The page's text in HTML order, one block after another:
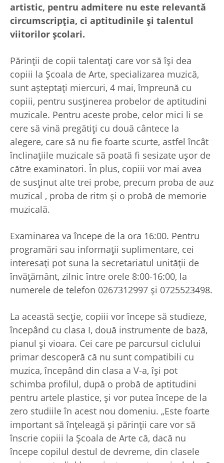
artistic, pentru admitere nu este relevantă
circumscripția, ci aptitudinile și talentul
viitorilor școlari.
Părinții de copii talentați care vor să își dea
copiii la Școala de Arte, specializarea muzică,
sunt așteptați miercuri, 4 mai, împreună cu
copiii, pentru susținerea probelor de aptitudini
muzicale. Pentru aceste probe, celor mici li se
cere să vină pregătiți cu două cântece la
alegere, care să nu fie foarte scurte, astfel încât
înclinațiile muzicale să poată fi sesizate ușor de
către examinatori. În plus, copiii vor mai avea
de susținut alte trei probe, precum proba de auz
muzical , proba de ritm și o probă de memorie
muzicală.
Examinarea va începe de la ora 16:00. Pentru
programări sau informații suplimentare, cei
interesați pot suna la secretariatul unității de
învățământ, zilnic între orele 8:00-16:00, la
numerele de telefon 0267312997 și 0725523498.
La această secție, copiii vor începe să studieze,
începând cu clasa I, două instrumente de bază,
pianul și vioara. Cei care pe parcursul ciclului
primar descoperă că nu sunt compatibili cu
muzica, începând din clasa a V-a, își pot
schimba profilul, după o probă de aptitudini
pentru artele plastice, și vor putea începe de la
zero studiile în acest nou domeniu. „Este foarte
important să înțeleagă și părinții care vor să
înscrie copiii la Școala de Arte că, dacă nu
începe copilul destul de devreme, din clasele